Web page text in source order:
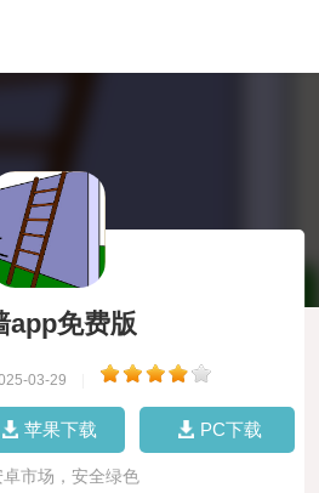
app免费版
03-29
苹果下载 PC下载
卓市场，安全绿色